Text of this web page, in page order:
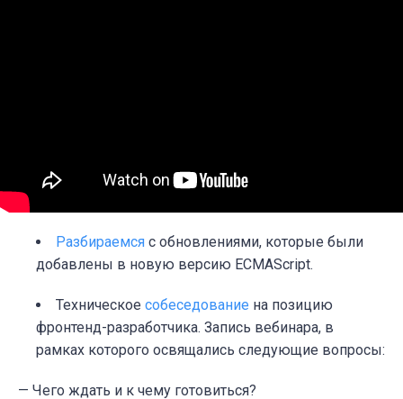
Разбираемся с обновлениями, которые были
добавлены в новую версию ECMAScript.
Техническое собеседование на позицию
фронтенд-разработчика. Запись вебинара, в
рамках которого освящались следующие вопросы:
— Чего ждать и к чему готовиться?